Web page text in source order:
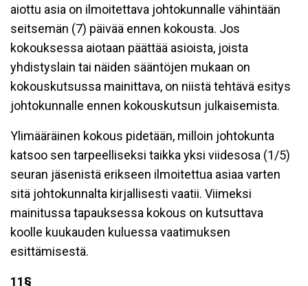
aiottu asia on ilmoitettava johtokunnalle vähintään
seitsemän (7) päivää ennen kokousta. Jos
kokouksessa aiotaan päättää asioista, joista
yhdistyslain tai näiden sääntöjen mukaan on
kokouskutsussa mainittava, on niistä tehtävä esitys
johtokunnalle ennen kokouskutsun julkaisemista.
Ylimääräinen kokous pidetään, milloin johtokunta
katsoo sen tarpeelliseksi taikka yksi viidesosa (1/5)
seuran jäsenistä erikseen ilmoitettua asiaa varten
sitä johtokunnalta kirjallisesti vaatii. Viimeksi
mainitussa tapauksessa kokous on kutsuttava
koolle kuukauden kuluessa vaatimuksen
esittämisestä.
11§